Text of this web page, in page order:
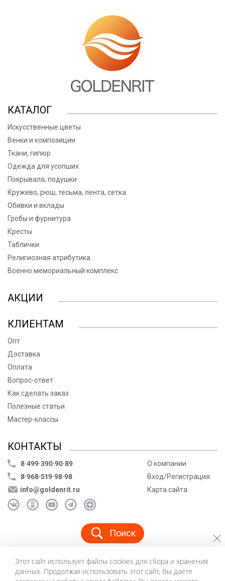
КАТАЛОГ
Искусственные цветы
Венки и композиции
Ткани, гипюр
Одежда для усопших
Покрывала, подушки
Кружево, рюш, тесьма, лента, сетка
Обивки и вклады
Гробы и фурнитура
Кресты
Таблички
Религиозная атрибутика
Военно мемориальный комплекс
АКЦИИ
КЛИЕНТАМ
Опт
Доставка
Оплата
Вопрос-ответ
Как сделать заказ
Полезные статьи
Мастер-классы
КОНТАКТЫ
8·499·390·90·89
8·968·519·98·98
info@goldenrit.ru
О компании
Вход/Регистрация
Карта сайта
Поиск
© ООО «Голденрит», 2005-2026
Этот сайт использует файлы cookies для сбора и хранения
данных. Продолжая использовать этот сайт, Вы даете